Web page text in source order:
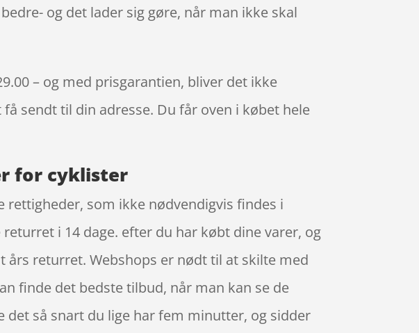
og det lader sig gøre, når man ikke skal
– og med prisgarantien, bliver det ikke
sendt til din adresse. Du får oven i købet hele
for cyklister
som ikke nødvendigvis findes i
i 14 dage. efter du har købt dine varer, og
års returret. Webshops er nødt til at skilte med
finde det bedste tilbud, når man kan se de
så snart du lige har fem minutter, og sidder